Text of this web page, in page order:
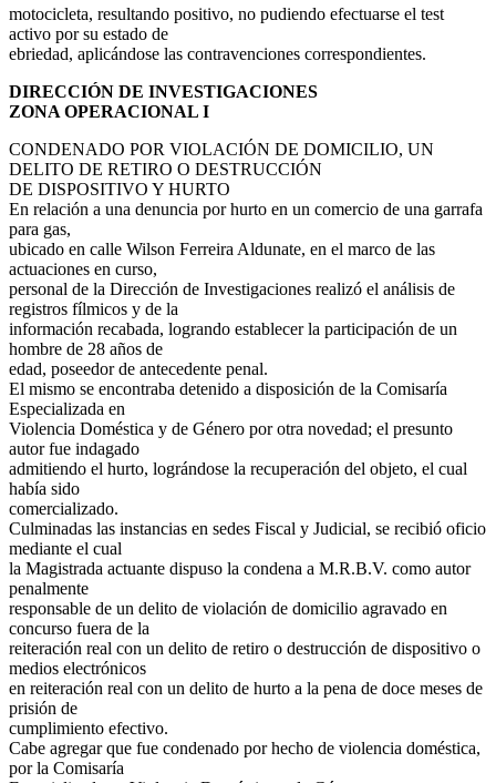
motocicleta, resultando positivo, no pudiendo efectuarse el test
activo por su estado de
ebriedad, aplicándose las contravenciones correspondientes.
DIRECCIÓN DE INVESTIGACIONES
ZONA OPERACIONAL I
CONDENADO POR VIOLACIÓN DE DOMICILIO, UN
DELITO DE RETIRO O DESTRUCCIÓN
DE DISPOSITIVO Y HURTO
En relación a una denuncia por hurto en un comercio de una garrafa
para gas,
ubicado en calle Wilson Ferreira Aldunate, en el marco de las
actuaciones en curso,
personal de la Dirección de Investigaciones realizó el análisis de
registros fílmicos y de la
información recabada, logrando establecer la participación de un
hombre de 28 años de
edad, poseedor de antecedente penal.
El mismo se encontraba detenido a disposición de la Comisaría
Especializada en
Violencia Doméstica y de Género por otra novedad; el presunto
autor fue indagado
admitiendo el hurto, lográndose la recuperación del objeto, el cual
había sido
comercializado.
Culminadas las instancias en sedes Fiscal y Judicial, se recibió oficio
mediante el cual
la Magistrada actuante dispuso la condena a M.R.B.V. como autor
penalmente
responsable de un delito de violación de domicilio agravado en
concurso fuera de la
reiteración real con un delito de retiro o destrucción de dispositivo o
medios electrónicos
en reiteración real con un delito de hurto a la pena de doce meses de
prisión de
cumplimiento efectivo.
Cabe agregar que fue condenado por hecho de violencia doméstica,
por la Comisaría